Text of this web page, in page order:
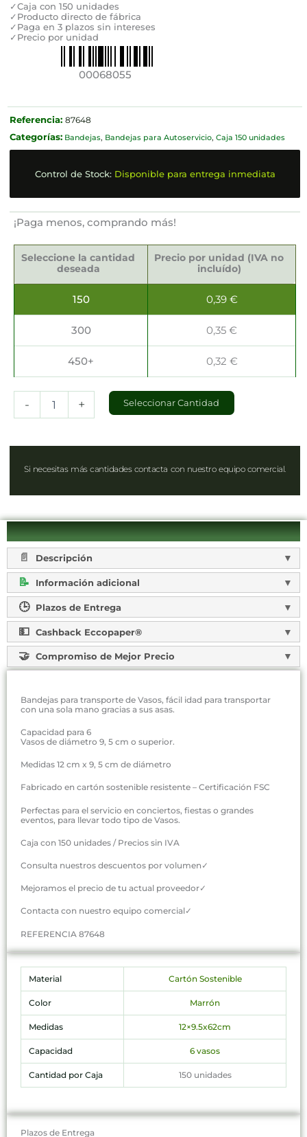
✓Caja con 150 unidades
✓Producto directo de fábrica
✓Paga en 3 plazos sin intereses
✓Precio por unidad
00068055
Referencia: 87648
Categorías: Bandejas, Bandejas para Autoservicio, Caja 150 unidades
Control de Stock: Disponible para entrega inmediata
¡Paga menos, comprando más!
Seleccione la cantidad
deseada
Precio por unidad (IVA no
incluído)
150 0,39 €
300 0,35€
450+ 0,32 €
-
Portavasos
12x9.5x62cm
+ Seleccionar Cantidad
Si necesitas más cantidades contacta con nuestro equipo comercial.
Descripción
Información adicional
Plazos de Entrega
Cashback Eccopaper®
Compromiso de Mejor Precio
Bandejas para transporte de Vasos, fácil idad para transportar
con una sola mano gracias a sus asas.
Capacidad para 6
Vasos de diámetro 9, 5 cm o superior.
Medidas 12 cm x 9, 5 cm de diámetro
Fabricado en cartón sostenible resistente – Certificación FSC
Perfectas para el servicio en conciertos, fiestas o grandes
eventos, para llevar todo tipo de Vasos.
Caja con 150 unidades / Precios sin IVA
Consulta nuestros descuentos por volumen✓
Mejoramos el precio de tu actual proveedor✓
Contacta con nuestro equipo comercial✓
REFERENCIA 87648
Material Cartón Sostenible
Color Marrón
Medidas 12×9.5x62cm
Capacidad 6 vasos
Cantidad por Caja 150 unidades
Plazos de Entrega